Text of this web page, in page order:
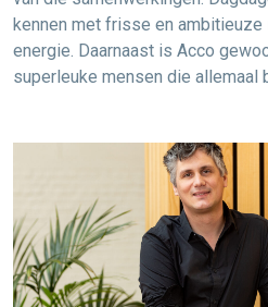
kennen met frisse en
energie. Daarnaast is Acco
superleuke mensen die allemaal